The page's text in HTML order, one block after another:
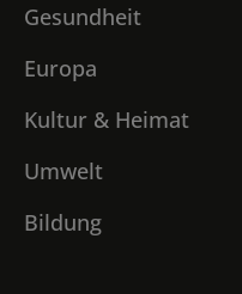
Gesundheit
Europa
Kultur & Heimat
Umwelt
Bildung